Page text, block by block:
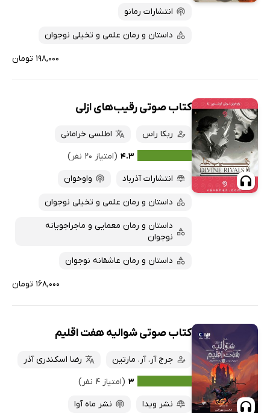
انتشارات رمانو
داستان و رمان علمی و تخیلی نوجوان
۱۹۸,۰۰۰ تومان
کتاب صوتی رقیب‌های ازلی
ربکا راس
اطلسی خرامانی
۴.۳ (امتیاز ۲۰ نفر)
انتشارات آذرباد
واوخوان
داستان و رمان علمی و تخیلی نوجوان
داستان و رمان معمایی و ماجراجویانه
نوجوان
داستان و رمان عاشقانه نوجوان
۱۶۸,۰۰۰ تومان
کتاب صوتی شوالیه هفت اقلیم
جرج آر. آر. مارتین
رضا اسکندری آذر
۳ (امتیاز ۴ نفر)
نشر ویدا
نشر ماه آوا